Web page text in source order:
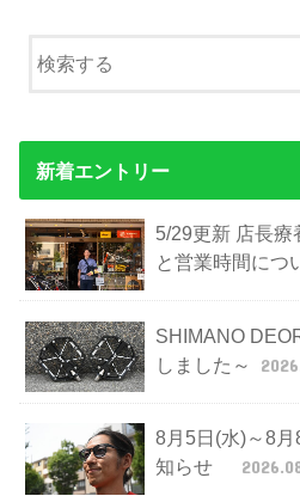
新着エントリー
5/29更新 店長
と営業時間につ
SHIMANO
しました～
8月5日(水)～8
知らせ